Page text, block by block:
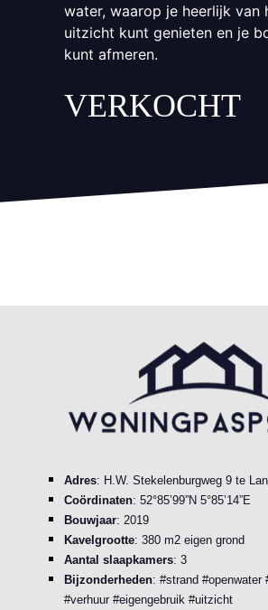
water, waarop je heerlijk van
uitzicht kunt genieten en je
kunt afmeren.
VERKOCHT
Adres: H.W. Stekelenburgweg 9 te
Coördinaten:52°85’99”N 5°85’14”E
Bouwjaar: 2019
Kavelgrootte: 380 m2 eigen grond
Aantal slaapkamers: 3
Bijzonderheden: #strand #openwater
#verhuur #eigengebruik #uitzicht